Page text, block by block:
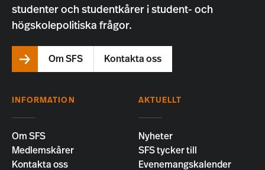
studenter och studentkårer i student- och
högskolepolitiska frågor.
Om SFS Kontakta oss
INFORMATION
Om SFS
Medlemskårer
Kontakta oss
AKTUELLT
Nyheter
SFS tycker till
Evenemangskalender